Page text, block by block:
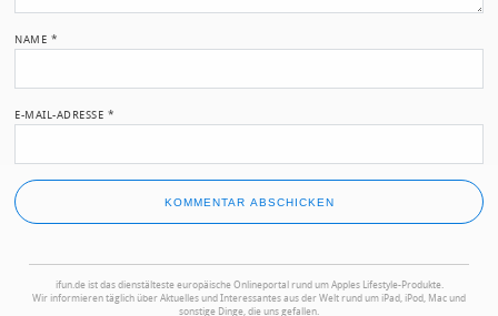
NAME *
E-MAIL-ADRESSE *
ifun.de ist das dienstälteste europäische Onlineportal rund um Apples Lifestyle-Produkte.
Wir informieren täglich über Aktuelles und Interessantes aus der Welt rund um iPad, iPod, Mac und
sonstige Dinge, die uns gefallen.